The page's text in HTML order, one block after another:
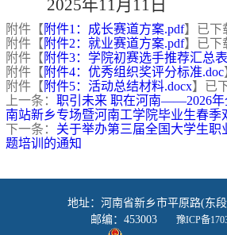
2025年11月11日
附件【 附件1：成长赛道方案.pdf】已下
附件【 附件2：就业赛道方案.pdf】已下
附件【 附件3：学院初赛选手推荐汇总
附件【 附件4：优秀组织奖评分标准.doc
附件【 附件5：活动总结材料.docx】已
上一条： 职引未来 职在河南——2026年
南站新乡专场暨河南工学院毕业生春季
下一条： 关于举办第三届全国大学生职
题培训的通知
地址：河南省新乡市平原路(东
邮编：453003 豫ICP备